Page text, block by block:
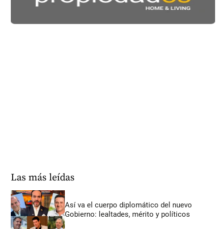
Las más leídas
Así va el cuerpo diplomático del nuevo
Gobierno: lealtades, mérito y políticos